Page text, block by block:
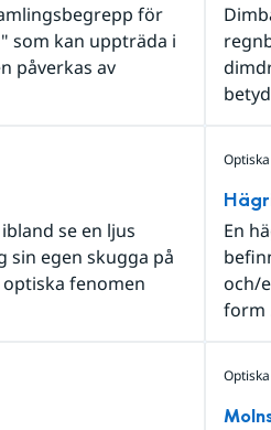
för
som kan uppträda i
påverkas av
se en ljus
egen skugga på
fenomen
En
och/
form